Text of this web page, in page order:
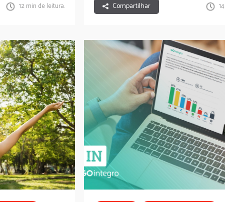
12 min de leitura. Compartilhar